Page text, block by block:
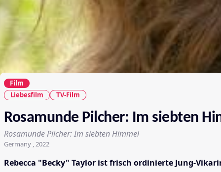
Film
Liebesfilm
TV-Film
Rosamunde Pilcher: Im siebten
Rosamunde Pilcher: Im siebten Himmel
Germany , 2022
Rebecca "Becky" Taylor ist frisch ordinierte Jung-